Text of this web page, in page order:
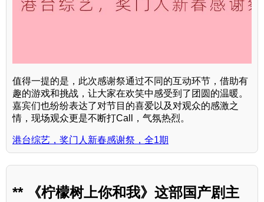
值得一提的是，此次感谢祭通过不同的互动环节，借助有
趣的游戏和挑战，让大家在欢笑中感受到了团圆的温暖。
嘉宾们也纷纷表达了对节目的喜爱以及对观众的感激之
情，现场观众更是不断打Call，气氛热烈。
港台综艺，奖门人新春感谢祭，全1期
** 《柠檬树上你和我》这部国产剧主